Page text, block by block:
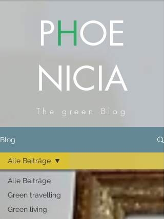
PHOE
NICIA
The green Blog
Blog
Alle Beiträge
Green travelling
Green living
Alle Beiträge